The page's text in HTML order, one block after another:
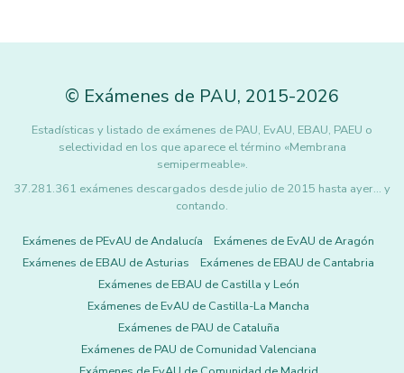
© Exámenes de PAU, 2015-2026
Estadísticas y listado de exámenes de PAU, EvAU, EBAU, PAEU o
selectividad en los que aparece el término «Membrana
semipermeable».
37.281.361 exámenes descargados desde julio de 2015 hasta ayer... y
contando.
Exámenes de PEvAU de Andalucía
Exámenes de EvAU de Aragón
Exámenes de EBAU de Asturias
Exámenes de EBAU de Cantabria
Exámenes de EBAU de Castilla y León
Exámenes de EvAU de Castilla-La Mancha
Exámenes de PAU de Cataluña
Exámenes de PAU de Comunidad Valenciana